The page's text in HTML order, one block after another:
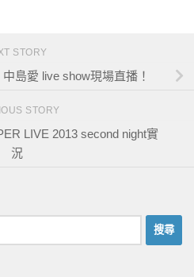
STORY
島愛 live show現場直播！
STORY
LIVE 2013 second night實
況